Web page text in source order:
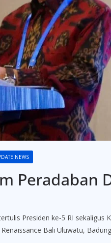
NEWS
Peradaban
Presiden ke-5 RI
Bali Uluwatu,